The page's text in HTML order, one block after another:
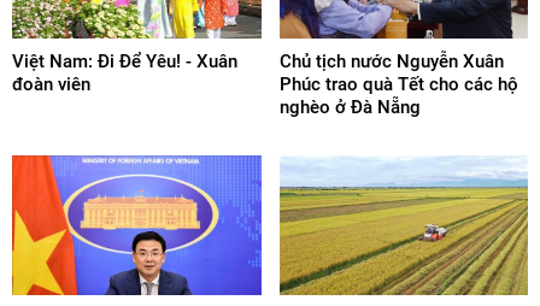
Việt Nam: Đi Để Yêu! - Xuân
đoàn viên
Chủ tịch nước Nguyễn Xuân
Phúc trao quà Tết cho các hộ
nghèo ở Đà Nẵng